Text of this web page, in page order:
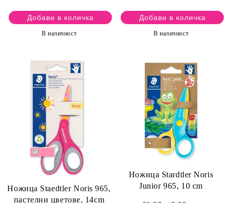
В наличност В наличност
Ножица Staedtler Noris 965,
пастелни цветове, 14cm
Ножица Stardtler Noris
Junior 965, 10 cm